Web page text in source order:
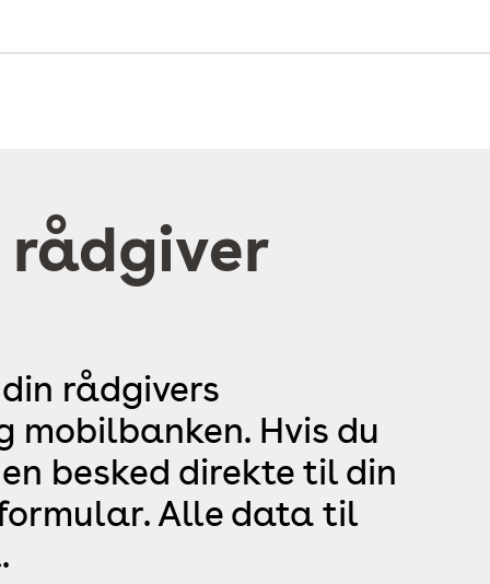
rådgiver
rådgivers
Hvis du
besked direkte til din
Alle data til